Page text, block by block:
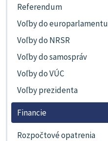
Referendum
Voľby do europarlamentu
Voľby do NRSR
Voľby do samospráv
Voľby do VÚC
Voľby prezidenta
Financie
Rozpočtové opatrenia